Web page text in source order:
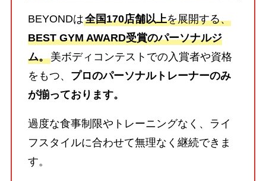
BEYONDは全国170店舗以上を展開する、
BEST GYM AWARD受賞のパーソナルジ
ム。美ボディコンテストでの入賞者や資格
をもつ、 プロのパーソナルトレーナーのみ
が揃っております。
過度な食事制限やトレーニングなく、ライ
フスタイルに合わせて無理なく継続できま
す。